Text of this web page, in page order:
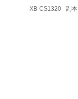
XB-CS1320 - 副本